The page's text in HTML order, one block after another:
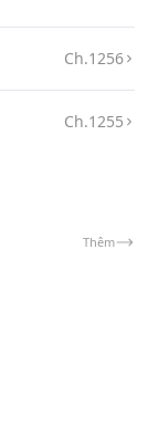
Ch.1256
Ch.1255
Thêm